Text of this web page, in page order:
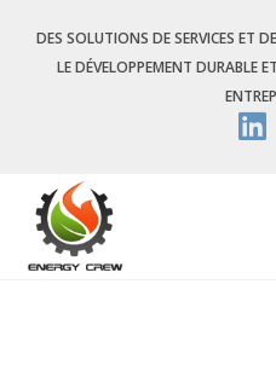
content
DES SOLUTIONS DE SERVICES ET
LE DÉVELOPPEMENT DURABLE